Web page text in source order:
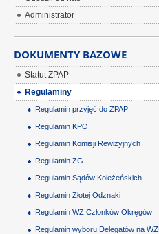
Administrator
DOKUMENTY BAZOWE
Statut ZPAP
Regulaminy
Regulamin przyjęć do ZPAP
Regulamin KPO
Regulamin Komisji Rewizyjnych
Regulamin ZG
Regulamin Sądów Koleżeńskich
Regulamin Złotej Odznaki
Regulamin WZ Członków Okręgów
Regulamin wyboru Delegatów na